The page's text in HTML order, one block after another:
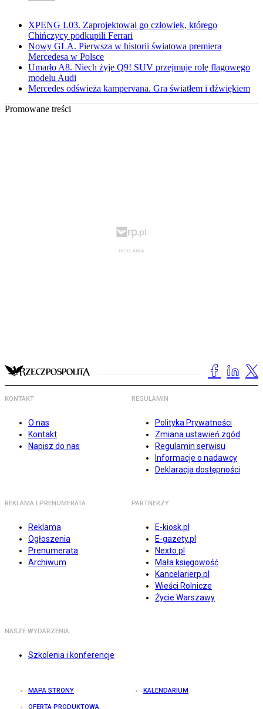
XPENG L03. Zaprojektował go człowiek, którego
Chińczycy podkupili Ferrari
Nowy GLA. Pierwsza w historii światowa premiera
Mercedesa w Polsce
Umarło A8. Niech żyje Q9! SUV przejmuje rolę flagowego
modelu Audi
Mercedes odświeża kampervana. Gra światłem i dźwiękiem
Promowane treści
KONTAKT
O nas
Kontakt
Napisz do nas
REGULAMIN
Polityka Prywatności
Zmiana ustawień zgód
Regulamin serwisu
Informacje o nadawcy
Deklaracja dostępności
REKLAMA I PRENUMERATA
Reklama
Ogłoszenia
Prenumerata
Archiwum
PARTNERZY
E-kiosk.pl
E-gazety.pl
Nexto.pl
Mała księgowość
Kancelarierp.pl
Wieści Rolnicze
Życie Warszawy
NASZE WYDARZENIA
Szkolenia i konferencje
MAPA STRONY KALENDARIUM
OFERTA PRODUKTOWA